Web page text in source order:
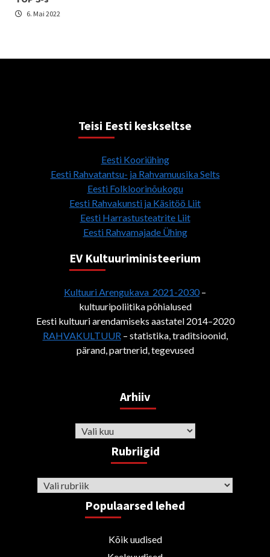
6. Mai 2022
Teisi Eesti keskseltse
Eesti Kooriühing
Eesti Rahvatantsu- ja Rahvamuusika Selts
Eesti Folkloorinõukogu
Eesti Rahvakunsti ja Käsitöö Liit
Eesti Harrastusteatrite Liit
Eesti Rahvamajade Ühing
EV Kultuuriministeerium
Kultuuri Arengukava 2021-2030–
kultuuripoliitika põhialused
Eesti kultuuri arendamiseks aastatel 2014–2020
RAHVAKULTUUR– statistika, traditsioonid,
pärand, partnerid, tegevused
Arhiiv
Arhiiv
Rubriigid
Rubriigid
Populaarsed lehed
Kõik uudised